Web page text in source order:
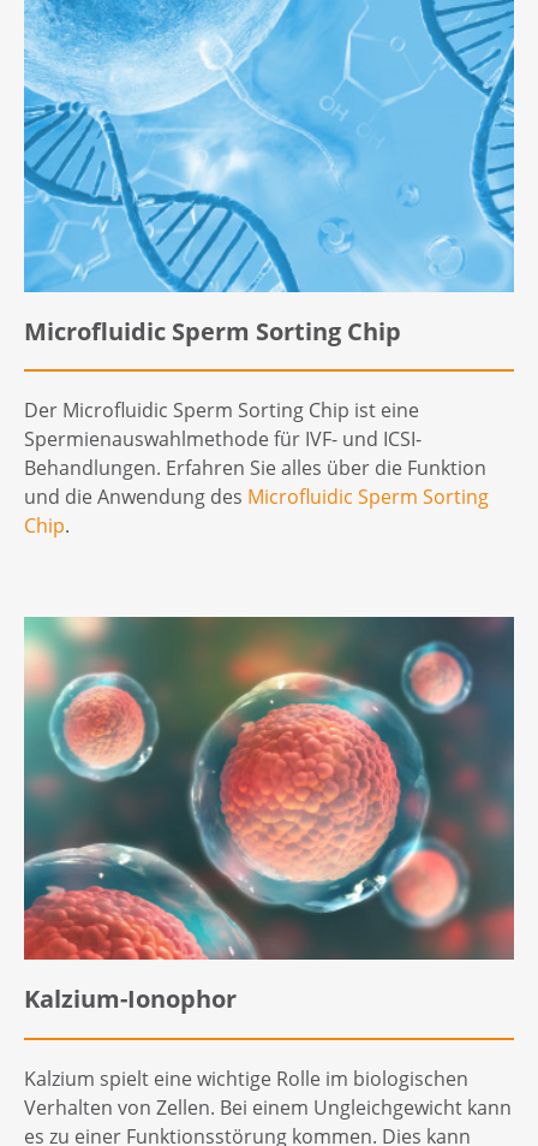
Microfluidic Sperm Sorting Chip
Der Microfluidic Sperm Sorting Chip ist eine
Spermienauswahlmethode für IVF- und ICSI-
Behandlungen. Erfahren Sie alles über die Funktion
und die Anwendung des Microfluidic Sperm Sorting
Chip.
Kalzium-Ionophor
Kalzium spielt eine wichtige Rolle im biologischen
Verhalten von Zellen. Bei einem Ungleichgewicht kann
es zu einer Funktionsstörung kommen. Dies kann